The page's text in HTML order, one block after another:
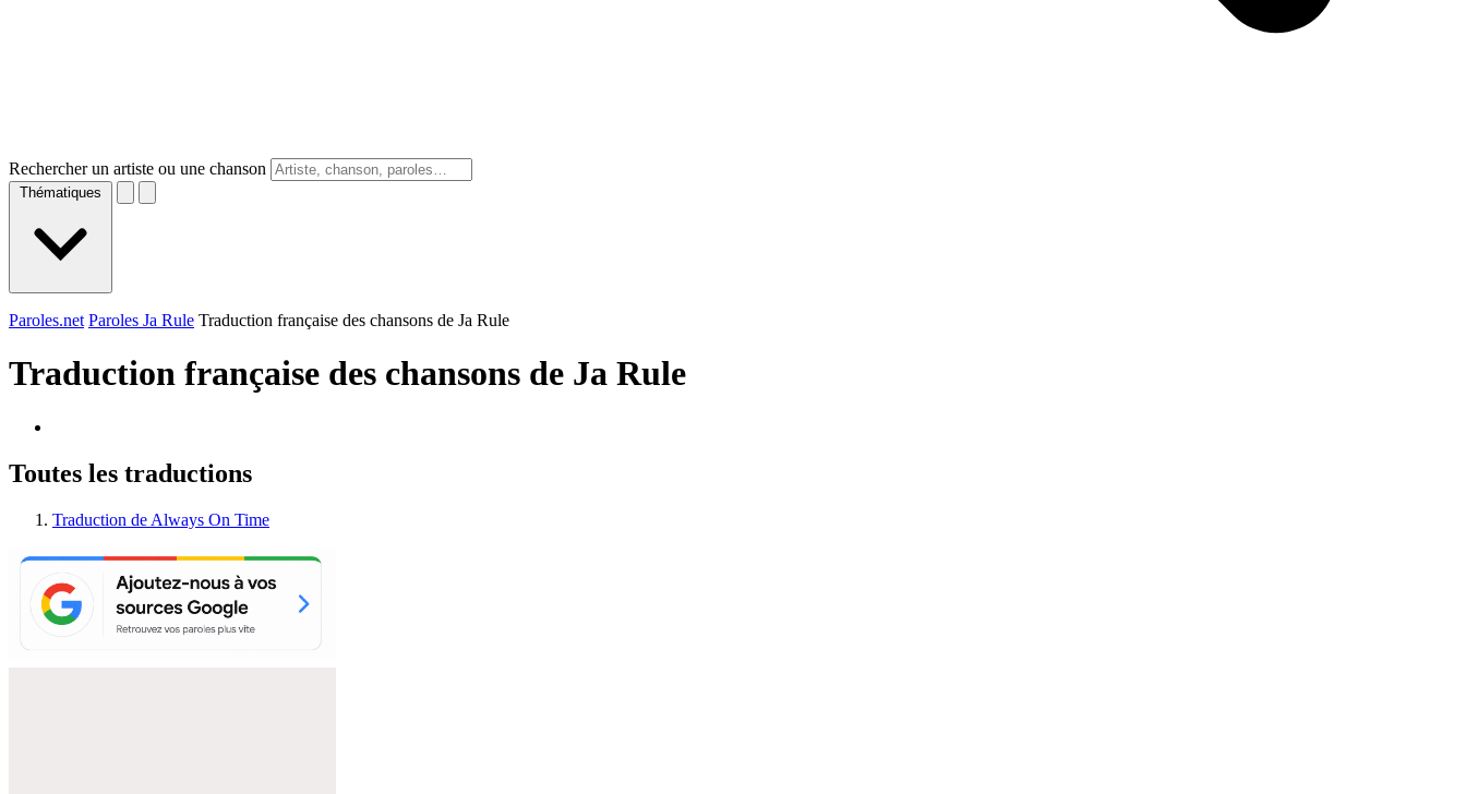
Rechercher un artiste ou une chanson
Thématiques
Paroles.net Paroles Ja Rule Traduction française des chansons de Ja Rule
Traduction française des chansons de Ja Rule
Toutes les traductions
Traduction de Always On Time